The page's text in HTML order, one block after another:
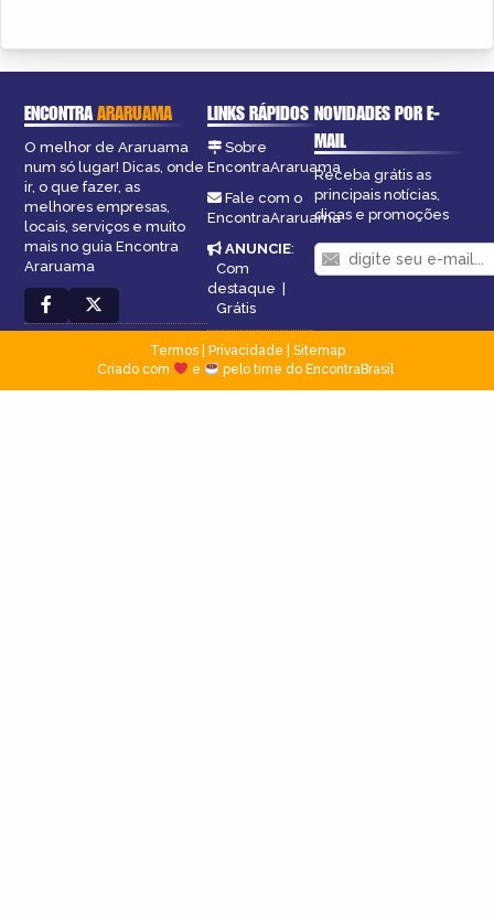
ENCONTRAARARUAMA
O melhor de Araruama
num só lugar! Dicas, onde
ir, o que fazer, as
melhores empresas,
locais, serviços e muito
mais no guia Encontra
Araruama
LINKS RÁPIDOS
Sobre
EncontraAraruama
Fale com o
EncontraAraruama
ANUNCIE:
Com
destaque |
Grátis
NOVIDADES POR E-
MAIL
Receba grátis as
principais notícias,
dicas e promoções
Termos| Privacidade
Sitemap
Criado com
e pelo time do EncontraBrasil